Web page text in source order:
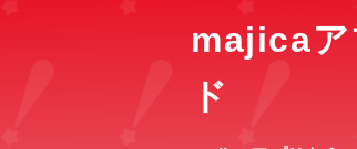
majicaア
ド